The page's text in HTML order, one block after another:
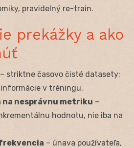
pravidelný re-train.
prekážky a ako
– striktne časovo čisté datasety;
v tréningu.
na nesprávnu metriku –
hodnotu, nie iba na
– únava používateľa,